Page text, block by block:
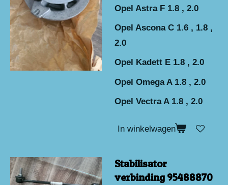
Opel Astra F 1.8 , 2.0
Opel Ascona C 1.6 , 1.8 ,
2.0
Opel Kadett E 1.8 , 2.0
Opel Omega A 1.8 , 2.0
Opel Vectra A 1.8 , 2.0
In winkelwagen
Stabilisator
verbinding 95488870